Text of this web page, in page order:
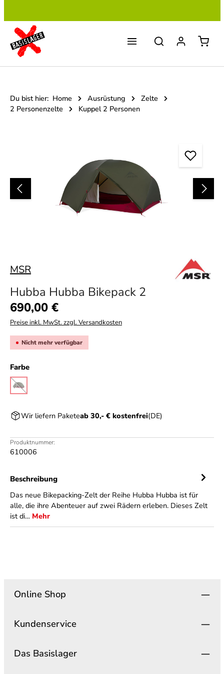
Du bist hier: Home Ausrüstung
Zelte
2 Personenzelte
Kuppel 2 Personen
MSR
Hubba Hubba Bikepack 2
Regulärer Preis:
690,00 €
Preise inkl. MwSt. zzgl. Versandkosten
Nicht mehr verfügbar
Farbeauswählen
green
(Diese Option ist zurzeit nicht verfügbar.)
Wir liefern Paketeab 30,- € kostenfrei(DE)
Produktnummer:
610006
Beschreibung
Das neue Bikepacking-Zelt der Reihe Hubba Hubba ist für
alle, die ihre Abenteuer auf zwei Rädern erleben. Dieses Zelt
ist di… Mehr
Online Shop
Kundenservice
Das Basislager